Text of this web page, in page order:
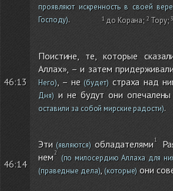
проявляют искренность в своей
Господу). до Корана; Тору;
46:13
Поистине, те, которые
Аллах», – и затем
Него), – не(будет)страха над
Дня)и не будут они опечалены
оставили за собой мирские радости).
46:14
Эти(являются)обладателями
нем
(по милосердию Аллаха для
(праведные дела), (которые) они